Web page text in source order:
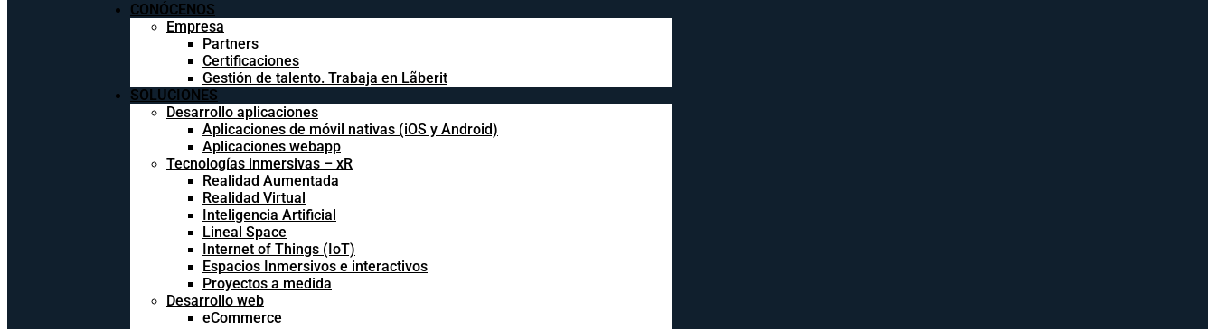
CONÓCENOS
Empresa
Partners
Certificaciones
Gestión de talento. Trabaja en Lãberit
SOLUCIONES
Desarrollo aplicaciones
Aplicaciones de móvil nativas (iOS y Android)
Aplicaciones webapp
Tecnologías inmersivas – xR
Realidad Aumentada
Realidad Virtual
Inteligencia Artificial
Lineal Space
Internet of Things (IoT)
Espacios Inmersivos e interactivos
Proyectos a medida
Desarrollo web
eCommerce